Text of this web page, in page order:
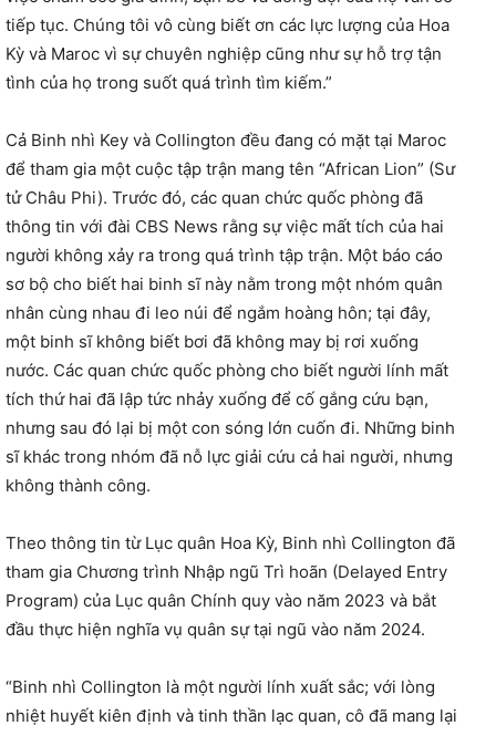
tiếp tục. Chúng tôi vô cùng biết ơn các lực lượng của Hoa
Kỳ và Maroc vì sự chuyên nghiệp cũng như sự hỗ trợ tận
tình của họ trong suốt quá trình tìm kiếm.”
Cả Binh nhì Key và Collington đều đang có mặt tại Maroc
để tham gia một cuộc tập trận mang tên “African Lion” (Sư
tử Châu Phi). Trước đó, các quan chức quốc phòng đã
thông tin với đài CBS News rằng sự việc mất tích của hai
người không xảy ra trong quá trình tập trận. Một báo cáo
sơ bộ cho biết hai binh sĩ này nằm trong một nhóm quân
nhân cùng nhau đi leo núi để ngắm hoàng hôn; tại đây,
một binh sĩ không biết bơi đã không may bị rơi xuống
nước. Các quan chức quốc phòng cho biết người lính mất
tích thứ hai đã lập tức nhảy xuống để cố gắng cứu bạn,
nhưng sau đó lại bị một con sóng lớn cuốn đi. Những binh
sĩ khác trong nhóm đã nỗ lực giải cứu cả hai người, nhưng
không thành công.
Theo thông tin từ Lục quân Hoa Kỳ, Binh nhì Collington đã
tham gia Chương trình Nhập ngũ Trì hoãn (Delayed Entry
Program) của Lục quân Chính quy vào năm 2023 và bắt
đầu thực hiện nghĩa vụ quân sự tại ngũ vào năm 2024.
“Binh nhì Collington là một người lính xuất sắc; với lòng
nhiệt huyết kiên định và tinh thần lạc quan, cô đã mang lại